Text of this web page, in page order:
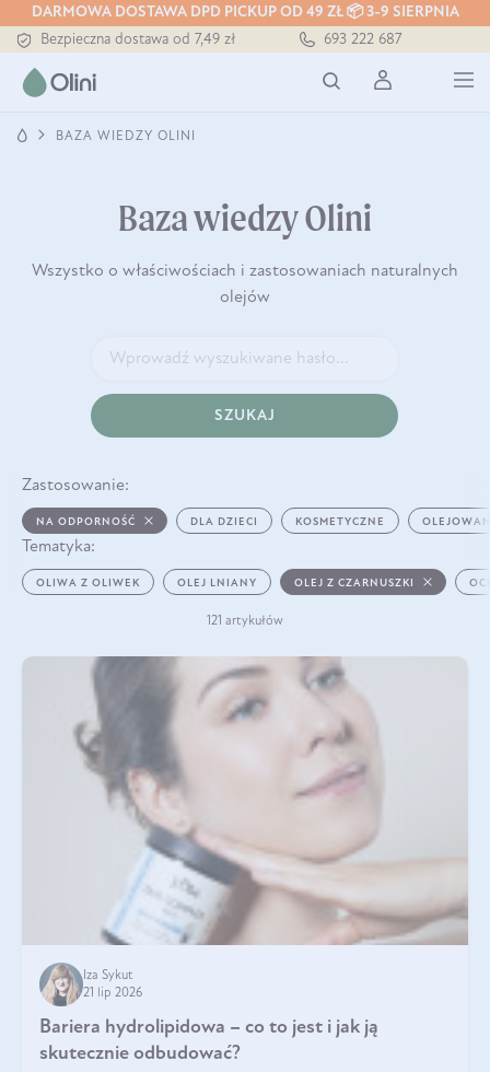
DARMOWA DOSTAWA DPD PICKUP OD 49 ZŁ 📦 3-9 SIERPNIA
Bezpieczna dostawa od 7,49 zł
Darmowa dostawa od 199 zł
Tłoczony zawsze na zimno
693 222 687
BAZA WIEDZY OLINI
Baza wiedzy Olini
Wszystko o właściwościach i zastosowaniach naturalnych
olejów
SZUKAJ
Zastosowanie:
NA ODPORNOŚĆ DLA DZIECI KOSMETYCZNE
Tematyka:
OLIWA Z OLIWEK OLEJ LNIANY OLEJ Z CZARNUSZKI
121 artykułów
Iza Sykut
21 lip 2026
Bariera hydrolipidowa – co to jest i jak ją
skutecznie odbudować?